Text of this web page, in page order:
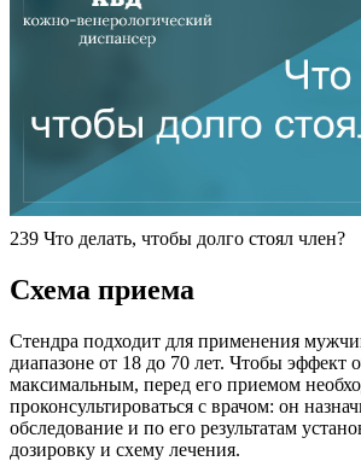
239 Что делать, чтобы долго стоял член?
Схема приема
Стендра подходит для применения
диапазоне от 18 до 70 лет. Чтобы эффект
максимальным, перед его приемом
проконсультироваться с врачом: он
обследование и по его результатам
дозировку и схему лечения.